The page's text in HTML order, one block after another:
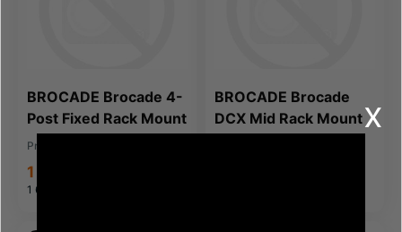
BROCADE Brocade 4-
Post Fixed Rack Mount
Kit (XBR-R000296)
Producent:
1 668,92 zł
1 356,85 zł
BROCADE Brocade
DCX Mid Rack Mountx